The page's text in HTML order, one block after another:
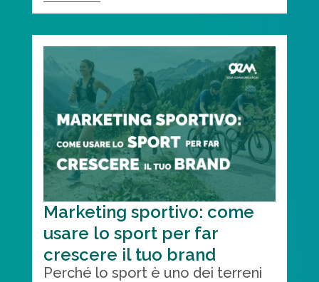
Marketing sportivo: come
usare lo sport per far
crescere il tuo brand
Perché lo sport è uno dei terreni